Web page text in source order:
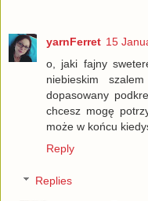
yarnFerret 15
o, jaki fajny
niebieskim
dopasowany
chcesz mogę
może w końcu
Reply
Replies